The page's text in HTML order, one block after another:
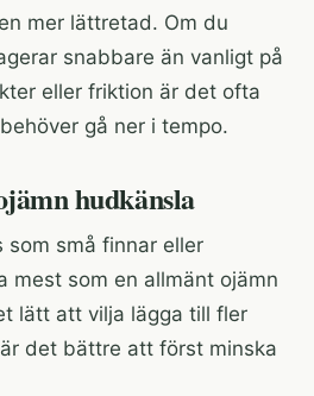
mer lättretad. Om du
snabbare än vanligt på
eller friktion är det ofta
gå ner i tempo.
hudkänsla
som små finnar eller
mest som en allmänt ojämn
lätt att vilja lägga till fler
det bättre att först minska